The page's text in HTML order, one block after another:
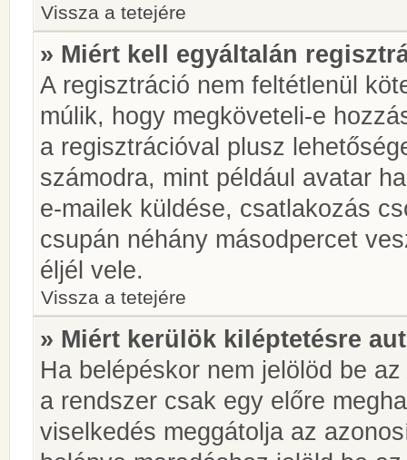
Vissza a tetejére
» Miért kell egyáltalán
A regisztráció nem feltétlenül
múlik, hogy megköveteli-e
a regisztrációval plusz
számodra, mint például avatar
e-mailek küldése, csatlakozás
csupán néhány másodpercet
éljél vele.
Vissza a tetejére
» Miért kerülök kiléptetésre
Ha belépéskor nem jelölöd be az
a rendszer csak egy előre
viselkedés meggátolja az